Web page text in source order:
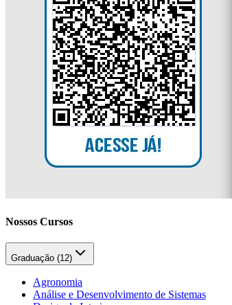
Nossos Cursos
Graduação (12)
Agronomia
Análise e Desenvolvimento de Sistemas